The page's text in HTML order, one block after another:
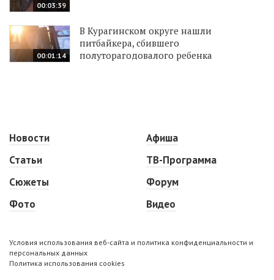
00:03:39
00:01:14
В Курагинском округе нашли
питбайкера, сбившего
полуторагодовалого ребенка
Новости
Статьи
Сюжеты
Фото
Афиша
ТВ-Программа
Форум
Видео
Условия использования веб-сайта и политика конфиденциальности и
персональных данных
Политика использования cookies